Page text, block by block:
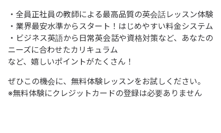
・全員正社員の教師による最高品質の英会話レッスン体験
・業界最安水準からスタート！はじめやすい料金システム
・ビジネス英語から日常英会話や資格対策など、あなたの
ニーズに合わせたカリキュラム
など、嬉しいポイントがたくさん！
ぜひこの機会に、無料体験レッスンをお試しください。
※無料体験にクレジットカードの登録は必要ありません